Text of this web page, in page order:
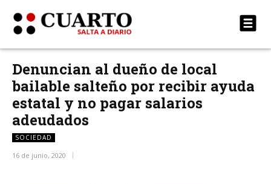
Denuncian al dueño de local
bailable salteño por recibir ayuda
estatal y no pagar salarios
adeudados
SOCIEDAD
16 de junio, 2020